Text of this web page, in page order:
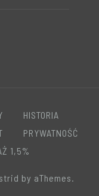
HISTORIA
PRYWATNOŚĆ
1,5%
by aThemes.